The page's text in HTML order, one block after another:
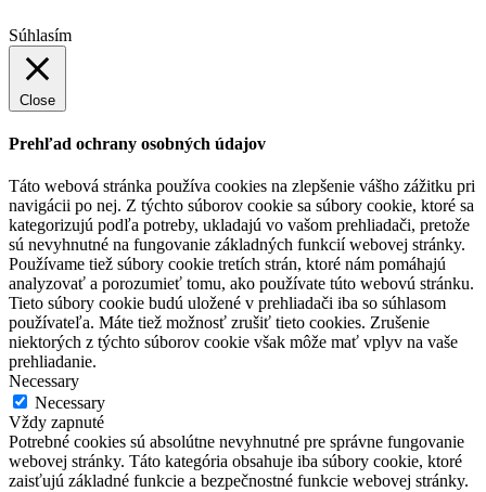
Súhlasím
Close
Prehľad ochrany osobných údajov
Táto webová stránka používa cookies na zlepšenie vášho zážitku pri
navigácii po nej. Z týchto súborov cookie sa súbory cookie, ktoré sa
kategorizujú podľa potreby, ukladajú vo vašom prehliadači, pretože
sú nevyhnutné na fungovanie základných funkcií webovej stránky.
Používame tiež súbory cookie tretích strán, ktoré nám pomáhajú
analyzovať a porozumieť tomu, ako používate túto webovú stránku.
Tieto súbory cookie budú uložené v prehliadači iba so súhlasom
používateľa. Máte tiež možnosť zrušiť tieto cookies. Zrušenie
niektorých z týchto súborov cookie však môže mať vplyv na vaše
prehliadanie.
Necessary
Necessary
Vždy zapnuté
Potrebné cookies sú absolútne nevyhnutné pre správne fungovanie
webovej stránky. Táto kategória obsahuje iba súbory cookie, ktoré
zaisťujú základné funkcie a bezpečnostné funkcie webovej stránky.